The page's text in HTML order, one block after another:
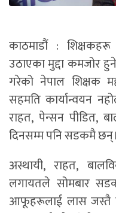
काठमाडौं :
उठाएका मुद्दा कमजोर
गरेको नेपाल शिक्षक
सहमति कार्यान्वयन
राहत, पेन्सन पीडित,
दिनसम्म पनि सडकमै छन्।
अस्थायी, राहत,
लगायतले सोमबार
आफूहरूलाई लास जस्तै